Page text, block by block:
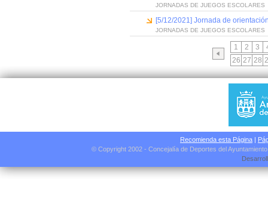
JORNADAS DE JUEGOS ESCOLARES
[5/12/2021] Jornada de
JORNADAS DE JUEGOS ESCOLARES
1 2 3
26 27 28
Recomienda esta Página |
© Copyright 2002 - Concejalía de Deportes del